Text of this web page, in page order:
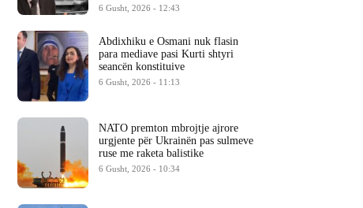
6 Gusht, 2026 - 12:43
Abdixhiku e Osmani nuk flasin
para mediave pasi Kurti shtyri
seancën konstituive
6 Gusht, 2026 - 11:13
NATO premton mbrojtje ajrore
urgjente për Ukrainën pas sulmeve
ruse me raketa balistike
6 Gusht, 2026 - 10:34